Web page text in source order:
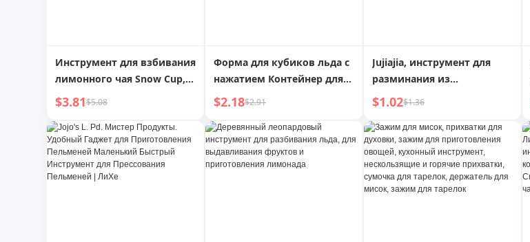
Инструмент для взбивания
лимонного чая Snow Cup,
специальный чайник для
шейкер для
приготовления напитков
$3.81$5.08
Форма для кубиков льда с
нажатием Контейнер для
кубиков льда для
Ледовая форма
Морозильная камера
Ледовый склад
$2.18$2.91
Jujiajia, инструмент для
разминания из
нержавеющей стали,
гаджет, для сладкого
картофеля, фруктов, для
приготовления пюре,
удобный гаджет
$1.02$1.36